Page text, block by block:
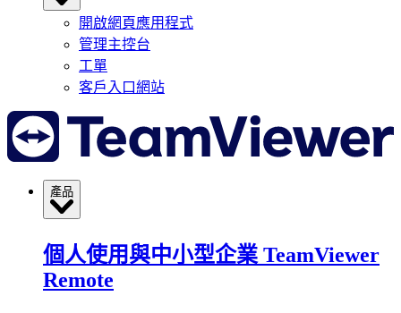
開啟網頁應用程式
管理主控台
工單
客戶入口網站
產品
個人使用與中小型企業 TeamViewer
Remote